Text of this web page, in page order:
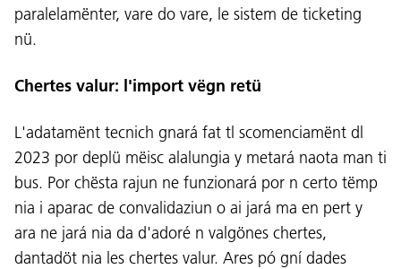
paralelamënter, vare do vare, le sistem de ticketing
nü.
Chertes valur: l'import vëgn retü
L'adatamënt tecnich gnará fat tl scomenciamënt dl
2023 por deplü mëisc alalungia y metará naota man ti
bus. Por chësta rajun ne funzionará por n certo tëmp
nia i aparac de convalidaziun o ai jará ma en pert y
ara ne jará nia da d'adoré n valgönes chertes,
dantadöt nia les chertes valur. Ares pó gní dades